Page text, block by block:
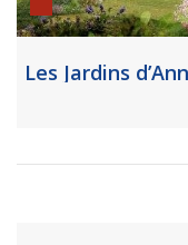
Les Jardins